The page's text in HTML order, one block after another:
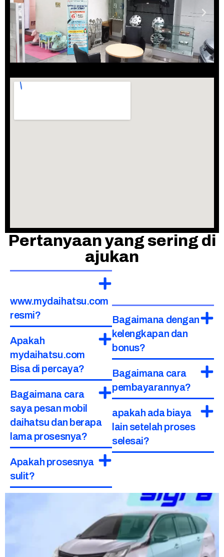
Pertanyaan yang sering di
ajukan
www.mydaihatsu.com
resmi?
Apakah
mydaihatsu.com
Bisa di percaya?
Bagaimana cara
saya pesan mobil
daihatsu dan berapa
lama prosesnya?
Apakah prosesnya
sulit?
Bagaimana dengan
kelengkapan dan
bonus?
Bagaimana cara
pembayarannya?
apakah ada biaya
lain setelah proses
selesai?